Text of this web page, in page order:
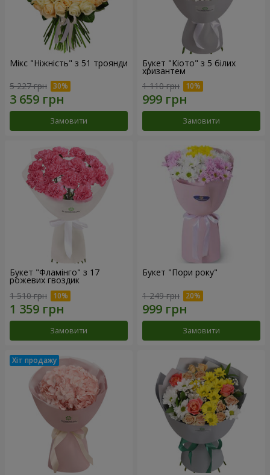
Мікс "Ніжність" з 51 троянди
5 227 грн
Замовити
Букет "Кіото" з 5 білих
хризантем
1 110 грн
Замовити
Букет "Фламінго" з 17
рожевих гвоздик
1 510 грн
Замовити
Букет "Пори року"
1 249 грн
Замовити